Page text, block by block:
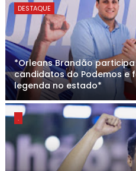
DESTAQUE
*Orleans Brandão
candidatos do Podemos e
legenda no estado*
.